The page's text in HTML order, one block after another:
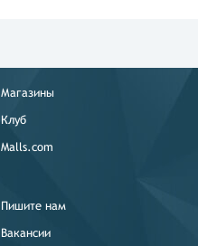
Магазины
Клуб
Malls.com
Пишите нам
Вакансии